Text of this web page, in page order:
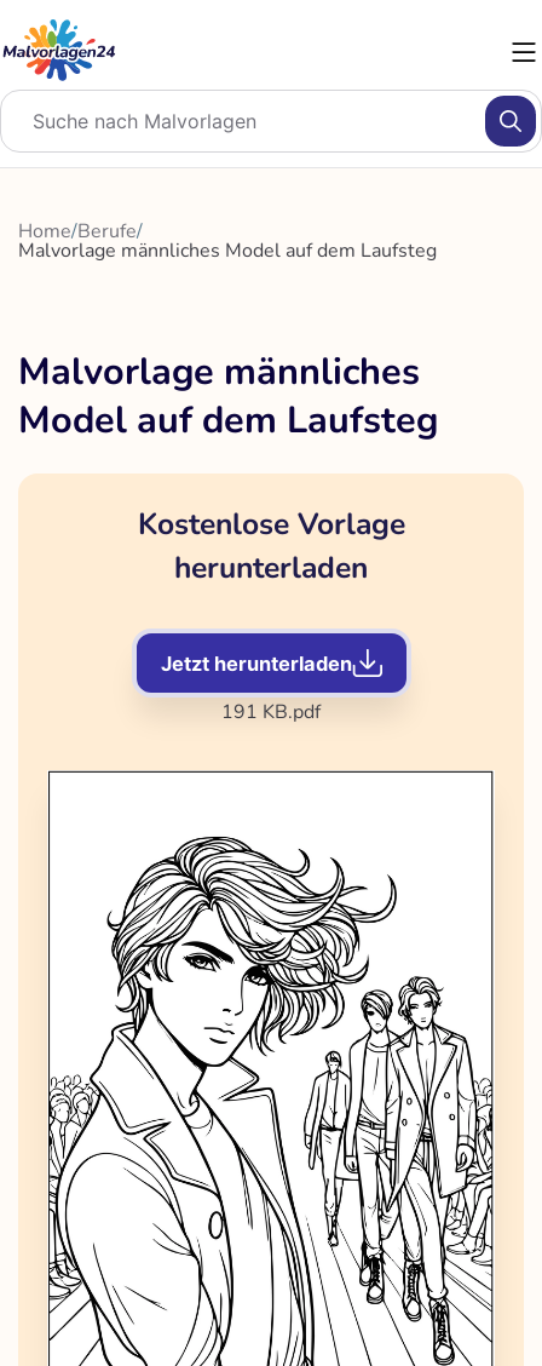
Inhalt
springen
Home/Berufe/
Malvorlage männliches Model auf dem Laufsteg
Malvorlage männliches
Model auf dem Laufsteg
Kostenlose Vorlage
herunterladen
Jetzt herunterladen
191 KB.pdf